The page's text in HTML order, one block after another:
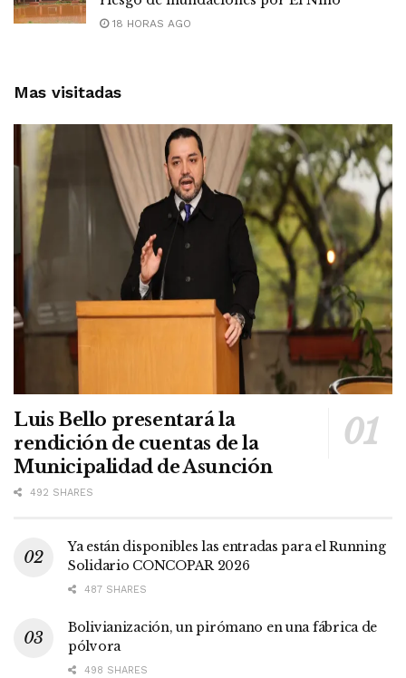
18 HORAS AGO
Mas visitadas
Luis Bello presentará la
rendición de cuentas de la
Municipalidad de Asunción
492 SHARES
Ya están disponibles las entradas para el Running
Solidario CONCOPAR 2026
487 SHARES
Bolivianización, un pirómano en una fábrica de
pólvora
498 SHARES